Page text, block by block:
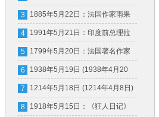
创造中国女网历史
3 1885年5月22日：法国作家雨果
逝世
4 1991年5月21日：印度前总理拉
吉夫·甘地身亡
5 1799年5月20日：法国著名作家
巴尔扎克诞辰
6 1938年5月19日 (1938年4月20
日)中国空军远征日本国土
7 1214年5月18日 (1214年4月8日)
宣宗南迁
8 1918年5月15日：《狂人日记》